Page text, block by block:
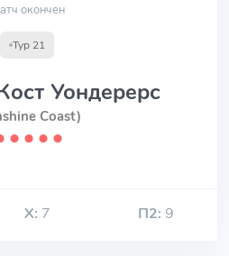
окончен
Тур 21
Уондерерс
Coast)
⬤ ⬤ ⬤ ⬤
Х: 7 П2: 9